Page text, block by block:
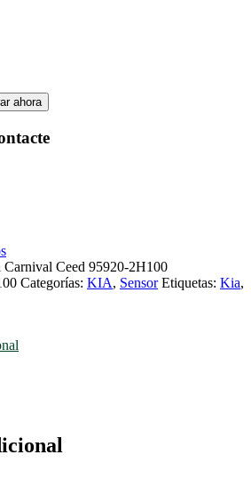
ahora
Ceed 95920-2H100
Categorías: KIA, Sensor Etiquetas: Kia,